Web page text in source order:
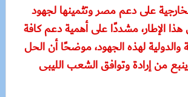
على دعم مصر وتثمينها لجهود
هذا الإطار، مشددًا على أهمية دعم كافة
والدولية لهذه الجهود، موضحًا أن الحل
من إرادة وتوافق الشعب الليبى